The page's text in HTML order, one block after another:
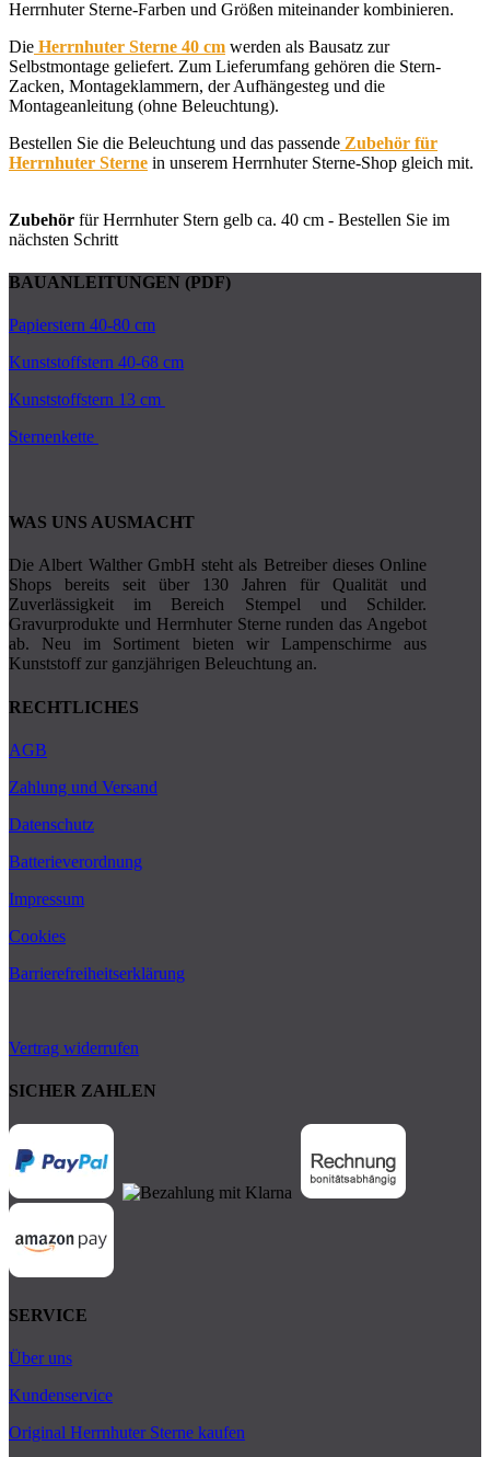
Herrnhuter Sterne-Farben und Größen miteinander kombinieren.
Die Herrnhuter Sterne 40 cm werden als Bausatz zur
Selbstmontage geliefert. Zum Lieferumfang gehören die Stern-
Zacken, Montageklammern, der Aufhängesteg und die
Montageanleitung (ohne Beleuchtung).
Bestellen Sie die Beleuchtung und das passende Zubehör für
Herrnhuter Sterne in unserem Herrnhuter Sterne-Shop gleich mit.
Zubehör für Herrnhuter Stern gelb ca. 40 cm - Bestellen Sie im
nächsten Schritt
BAUANLEITUNGEN (PDF)
Papierstern 40-80 cm
Kunststoffstern 40-68 cm
Kunststoffstern 13 cm
Sternenkette
WAS UNS AUSMACHT
Die Albert Walther GmbH steht als Betreiber dieses Online
Shops bereits seit über 130 Jahren für Qualität und
Zuverlässigkeit im Bereich Stempel und Schilder.
Gravurprodukte und Herrnhuter Sterne runden das Angebot
ab. Neu im Sortiment bieten wir Lampenschirme aus
Kunststoff zur ganzjährigen Beleuchtung an.
RECHTLICHES
AGB
Zahlung und Versand
Datenschutz
Batterieverordnung
Impressum
Cookies
Barrierefreiheitserklärung
Vertrag widerrufen
SICHER ZAHLEN
SERVICE
Über uns
Kundenservice
Original Herrnhuter Sterne kaufen